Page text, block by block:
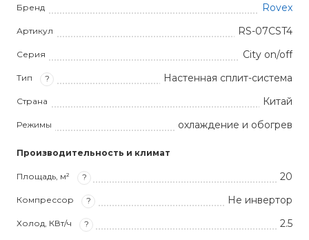
Бренд Rovex
Артикул RS-07CST4
Серия City on/off
Тип ? Настенная сплит-система
Страна Китай
Режимы охлаждение и обогрев
Производительность и климат
Площадь, м² ? 20
Компрессор ? Не инвертор
Холод, КВт/ч ? 2.5